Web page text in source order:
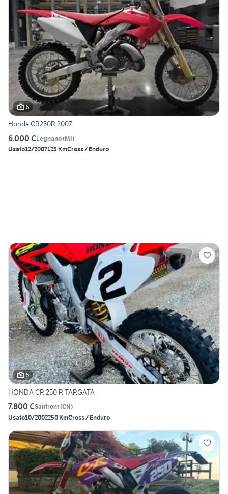
6
Honda CR250R 2007
6.000 €Legnano(MI)
Usato12/2007123 KmCross / Enduro
5
HONDA CR 250 R TARGATA
7.800 €Sanfront(CN)
Usato10/2002250 KmCross / Enduro